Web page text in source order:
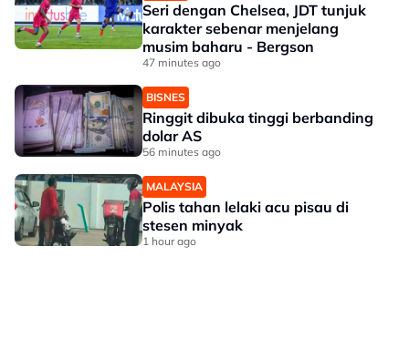
Seri dengan Chelsea, JDT tunjuk
karakter sebenar menjelang
musim baharu - Bergson
47 minutes ago
BISNES
Ringgit dibuka tinggi berbanding
dolar AS
56 minutes ago
MALAYSIA
Polis tahan lelaki acu pisau di
stesen minyak
1 hour ago